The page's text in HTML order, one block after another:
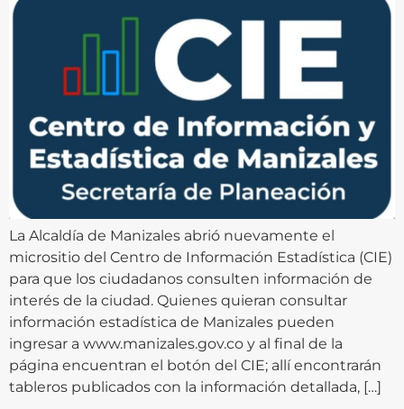
La Alcaldía de Manizales abrió nuevamente el
micrositio del Centro de Información Estadística (CIE)
para que los ciudadanos consulten información de
interés de la ciudad. Quienes quieran consultar
información estadística de Manizales pueden
ingresar a www.manizales.gov.co y al final de la
página encuentran el botón del CIE; allí encontrarán
tableros publicados con la información detallada, […]